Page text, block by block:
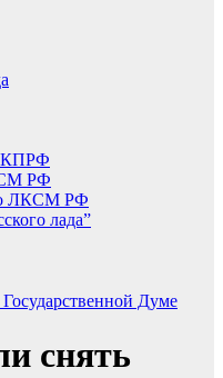
КПРФ
РФ
ЛКСМ РФ
лада”
Думе
снять